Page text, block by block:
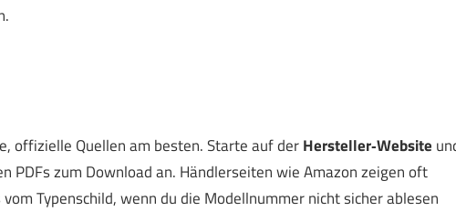
offizielle Quellen am besten. Starte auf derHersteller‑Website
PDFs zum Download an. Händlerseiten wie Amazon zeigen oft
Typenschild, wenn du die Modellnummer nicht sicher ablesen